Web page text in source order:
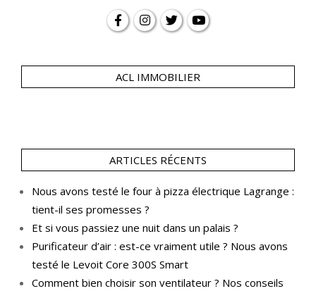
ACL IMMOBILIER
ARTICLES RÉCENTS
Nous avons testé le four à pizza électrique Lagrange :
tient-il ses promesses ?
Et si vous passiez une nuit dans un palais ?
Purificateur d’air : est-ce vraiment utile ? Nous avons
testé le Levoit Core 300S Smart
Comment bien choisir son ventilateur ? Nos conseils